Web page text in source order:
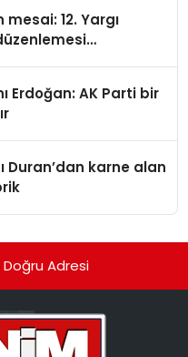
12. Yargı
Erdoğan: AK Parti bir
Duran’dan karne alan
Adresi